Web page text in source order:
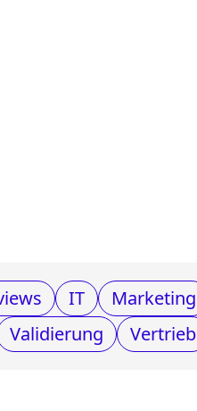
IT Marketing
Validierung Vertrieb